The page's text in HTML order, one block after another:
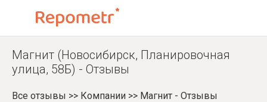
Магнит (Новосибирск, Планировочная
улица, 58Б) - Отзывы
Все отзывы >> Компании >> Магнит - Отзывы